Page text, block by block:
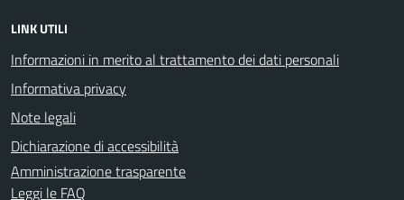
LINK UTILI
Informazioni in merito al trattamento dei dati personali
Informativa privacy
Note legali
Dichiarazione di accessibilità
Amministrazione trasparente
Leggi le FAQ